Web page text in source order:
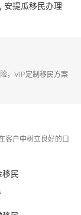
, 安提瓜移民办理
，VIP定制移民方案
客户中树立良好的口